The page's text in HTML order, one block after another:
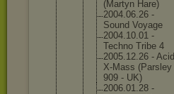
(Martyn Hare)
2004.06.26 -
Sound Voyage
2004.10.01 -
Techno Tribe 4
2005.12.26 - Acid
X-Mass (Parsley
909 - UK)
2006.01.28 -